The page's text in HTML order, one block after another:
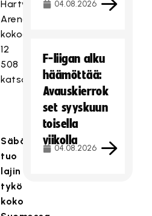
Hartwall
Arenalle
kokoontui
12
508
katsojaa.
Säbäkuu
tuo
lajin
tykö
koko
04.08.2026
F-liigan alku
häämöttää:
Avauskierrok
set syyskuun
toisella
viikolla
04.08.2026